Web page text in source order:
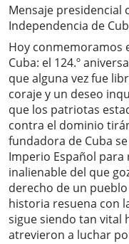
Mensaje presidencial
Independencia de
Hoy conmemoramos
Cuba: el 124.º
que alguna vez fue
coraje y un deseo
que los patriotas
contra el dominio
fundadora de Cuba
Imperio Español
inalienable del que
derecho de un
historia resuena con
sigue siendo tan vital
atrevieron a luchar